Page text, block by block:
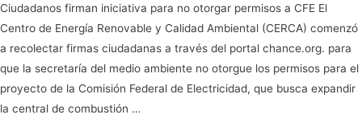
Paz:
Académicos
Ciudadanos firman iniciativa para no otorgar permisos a CFE El
Centro de Energía Renovable y Calidad Ambiental (CERCA) comenzó
a recolectar firmas ciudadanas a través del portal chance.org. para
que la secretaría del medio ambiente no otorgue los permisos para el
proyecto de la Comisión Federal de Electricidad, que busca expandir
la central de combustión …